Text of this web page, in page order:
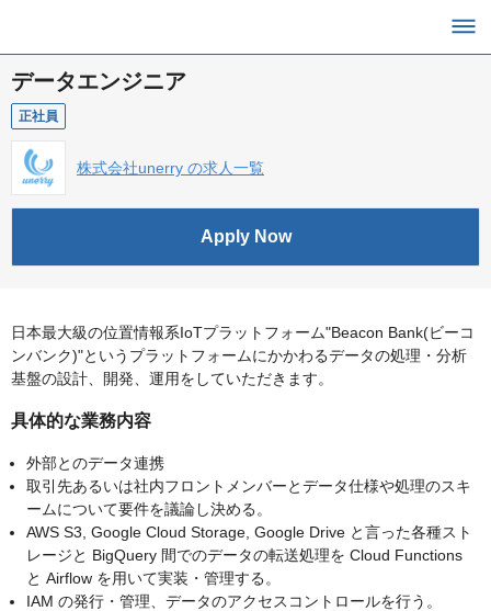
データエンジニア
正社員
株式会社unerry の求人一覧
Apply Now
日本最大級の位置情報系IoTプラットフォーム"Beacon Bank(ビーコ
ンバンク)"というプラットフォームにかかわるデータの処理・分析
基盤の設計、開発、運用をしていただきます。
具体的な業務内容
外部とのデータ連携
取引先あるいは社内フロントメンバーとデータ仕様や処理のスキ
ームについて要件を議論し決める。
AWS S3, Google Cloud Storage, Google Drive と言った各種スト
レージと BigQuery 間でのデータの転送処理を Cloud Functions
と Airflow を用いて実装・管理する。
IAM の発行・管理、データのアクセスコントロールを行う。